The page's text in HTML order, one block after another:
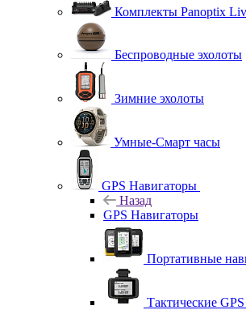
Комплекты Panoptix
Беспроводные эхолоты
Зимние эхолоты
Умные-Смарт часы
GPS Навигаторы
Назад
GPS Навигаторы
Портативные
Тактические